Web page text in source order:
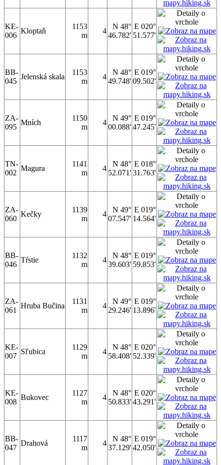
KE-
006
Kloptaň
1153
m
4
N 48°
46.782'
E 020°
51.577'
BB-
045
Jelenská skala
1153
m
4
N 48°
49.748'
E 019°
09.502'
ZA-
095
Mních
1150
m
4
N 49°
00.088'
E 019°
47.245'
TN-
002
Magura
1141
m
4
N 48°
52.071'
E 018°
31.763'
ZA-
060
Kečky
1139
m
4
N 49°
07.547'
E 019°
14.564'
BB-
046
Tŕstie
1132
m
4
N 48°
39.603'
E 019°
59.853'
ZA-
061
Hruba Bučina
1131
m
4
N 49°
29.246'
E 019°
13.896'
KE-
007
Sľubica
1129
m
4
N 48°
58.408'
E 020°
52.339'
KE-
008
Bukovec
1127
m
4
N 48°
50.833'
E 020°
43.291'
BB-
047
Drahová
1117
m
4
N 48°
37.129'
E 019°
42.050'